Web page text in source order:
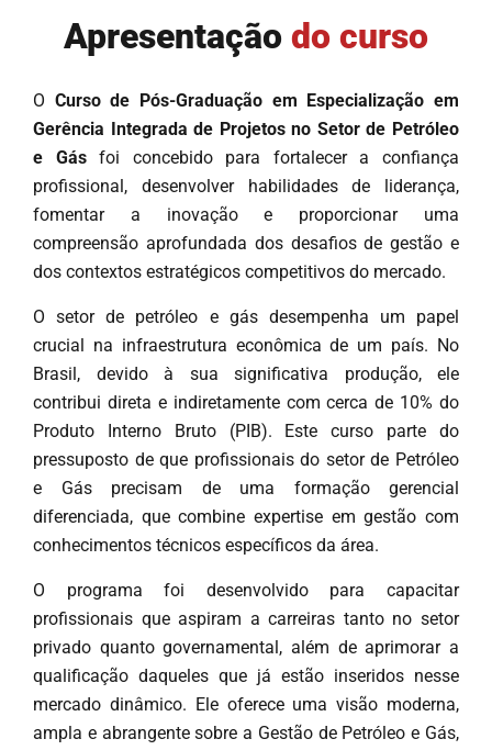
Apresentação do curso
O Curso de Pós-Graduação em Especialização em
Gerência Integrada de Projetos no Setor de Petróleo
e Gásfoi concebido para fortalecer a confiança
profissional, desenvolver habilidades de liderança,
fomentar a inovação e proporcionar uma
compreensão aprofundada dos desafios de gestão e
dos contextos estratégicos competitivos do mercado.
O setor de petróleo e gás desempenha um papel
crucial na infraestrutura econômica de um país. No
Brasil, devido à sua significativa produção, ele
contribui direta e indiretamente com cerca de 10% do
Produto Interno Bruto (PIB). Este curso parte do
pressuposto de que profissionais do setor de Petróleo
e Gás precisam de uma formação gerencial
diferenciada, que combine expertise em gestão com
conhecimentos técnicos específicos da área.
O programa foi desenvolvido para capacitar
profissionais que aspiram a carreiras tanto no setor
privado quanto governamental, além de aprimorar a
qualificação daqueles que já estão inseridos nesse
mercado dinâmico. Ele oferece uma visão moderna,
ampla e abrangente sobre a Gestão de Petróleo e Gás,